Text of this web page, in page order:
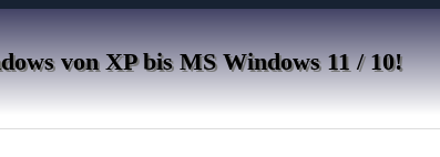
von XP bis MS Windows 11 / 10!